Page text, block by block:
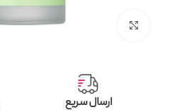
بزرگنمایی تصویر
ارسال سریع